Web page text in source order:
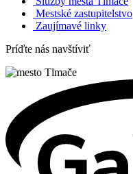
Mestské zastupitelstvo
Zaujímavé linky
Príďte nás navštíviť